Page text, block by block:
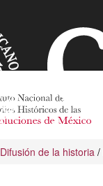
Difusión de la historia /